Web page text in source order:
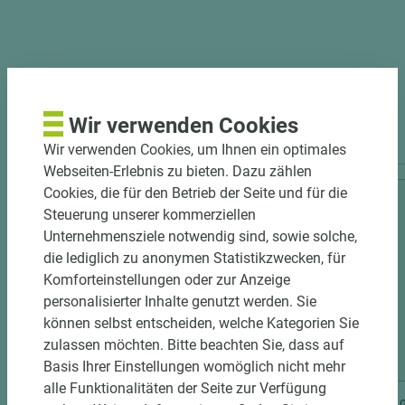
PASSENDES ZUBEHÖR
Wir verwenden Cookies
Wir verwenden Cookies, um Ihnen ein optimales
Webseiten-Erlebnis zu bieten. Dazu zählen
Cookies, die für den Betrieb der Seite und für die
Steuerung unserer kommerziellen
Unternehmensziele notwendig sind, sowie solche,
die lediglich zu anonymen Statistikzwecken, für
Komforteinstellungen oder zur Anzeige
personalisierter Inhalte genutzt werden. Sie
können selbst entscheiden, welche Kategorien Sie
zulassen möchten. Bitte beachten Sie, dass auf
Basis Ihrer Einstellungen womöglich nicht mehr
alle Funktionalitäten der Seite zur Verfügung